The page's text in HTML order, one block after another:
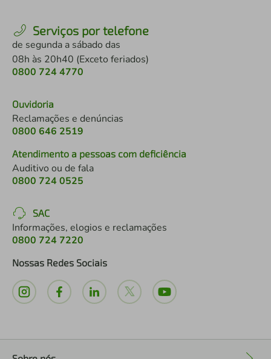
Serviços por telefone
de segunda a sábado das
08h às 20h40 (Exceto feriados)
0800 724 4770
Ouvidoria
Reclamações e denúncias
0800 646 2519
Atendimento a pessoas com deficiência
Auditivo ou de fala
0800 724 0525
SAC
Informações, elogios e reclamações
0800 724 7220
Nossas Redes Sociais